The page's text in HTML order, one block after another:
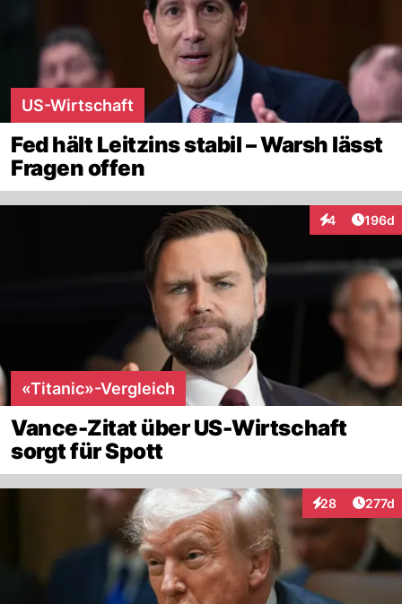
US-Wirtschaft
Fed hält Leitzins stabil – Warsh lässt
Fragen offen
4
Interaktionen
196d
«Titanic»-Vergleich
Vance-Zitat über US-Wirtschaft
sorgt für Spott
28
Interaktionen
277d